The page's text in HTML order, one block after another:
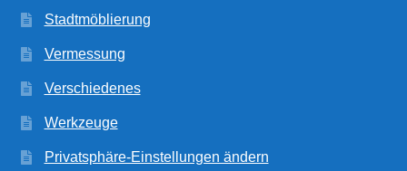
Stadtmöblierung
Vermessung
Verschiedenes
Werkzeuge
Privatsphäre-Einstellungen ändern